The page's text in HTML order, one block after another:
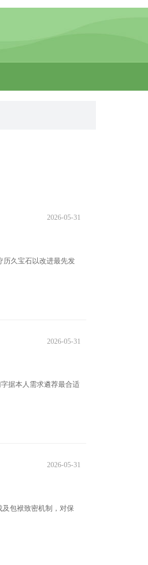
2026-05-31
历久宝石以改进最先发
2026-05-31
据本人需求遴荐最合适
2026-05-31
包袱致密机制，对保